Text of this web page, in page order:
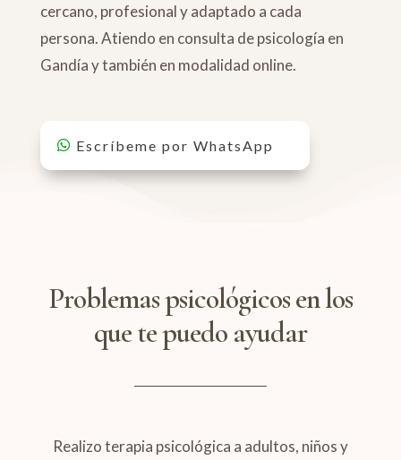
cercano, profesional y adaptado a cada
persona. Atiendo en consulta de psicología en
Gandía y también en modalidad online.
Escríbeme por WhatsApp
Problemas psicológicos en los
que te puedo ayudar
Realizo terapia psicológica a adultos, niños y